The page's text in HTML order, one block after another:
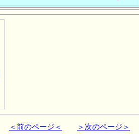
＜前のページ＜ ＞次のページ＞